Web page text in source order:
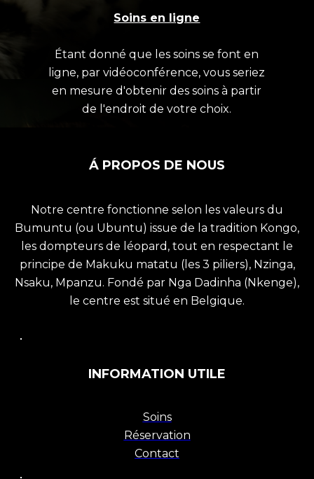
Soins en ligne
Étant donné que les soins se font en
ligne, par vidéoconférence, vous seriez
en mesure d'obtenir des soins à partir
de l'endroit de votre choix.
Á PROPOS DE NOUS
Notre centre fonctionne selon les valeurs du
Bumuntu (ou Ubuntu) issue de la tradition Kongo,
les dompteurs de léopard, tout en respectant le
principe de Makuku matatu (les 3 piliers), Nzinga,
Nsaku, Mpanzu. Fondé par Nga Dadinha (Nkenge),
le centre est situé en Belgique.
INFORMATION UTILE
Soins
Réservation
Contact